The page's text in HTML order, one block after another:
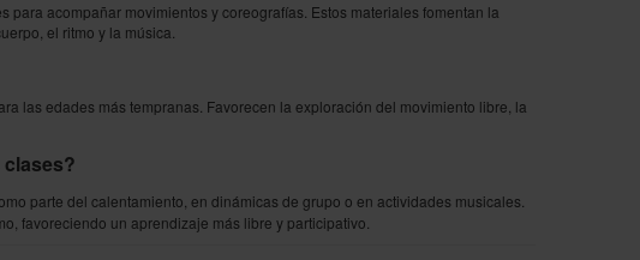
acompañar movimientos y coreografías. Estos materiales fomentan la
el ritmo y la música.
las edades más tempranas. Favorecen la exploración del movimiento libre, la
parte del calentamiento, en dinámicas de grupo o en actividades musicales.
favoreciendo un aprendizaje más libre y participativo.